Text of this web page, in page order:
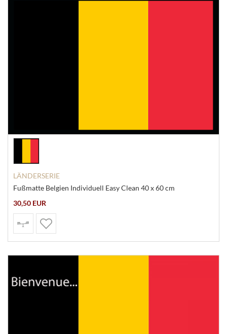
LÄNDERSERIE
Fußmatte Belgien Individuell Easy Clean 40 x 60 cm
30,50 EUR